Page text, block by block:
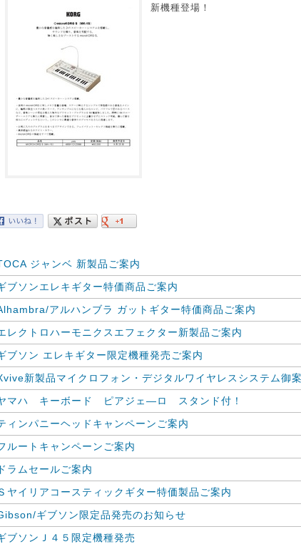
新機種登場！
ジャンベ 新製品ご案内
ブソンエレキギター特価商品ご案内
アルハンブラ ガットギター特価商品ご案内
レクトロハーモニクスエフェクター新製品ご案内
ブソン エレキギター限定機種発売ご案内
新製品マイクロフォン・デジタルワイヤレスシステム御
マハ キーボード ピアジェ―ロ スタンド付！
ィンパニーヘッドキャンペーンご案内
ルートキャンペーンご案内
ドラムセールご案内
ヤイリアコースティックギター特価製品ご案内
ギブソン限定品発売のお知らせ
ブソンＪ４５限定機種発売